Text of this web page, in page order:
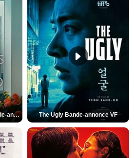
Des Fleurs pour Tokyo Bande-annonce VO STFR The Ugly Bande-annonce VF